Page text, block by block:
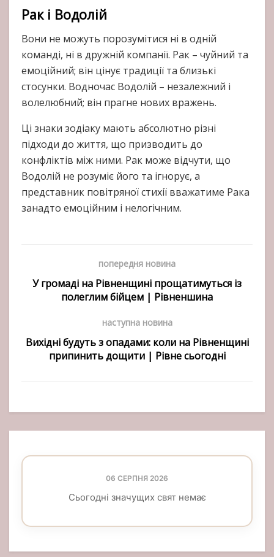
Рак і Водолій
Вони не можуть порозумітися ні в одній
команді, ні в дружній компанії. Рак – чуйний та
емоційний; він цінує традиції та близькі
стосунки. Водночас Водолій – незалежний і
волелюбний; він прагне нових вражень.
Ці знаки зодіаку мають абсолютно різні
підходи до життя, що призводить до
конфліктів між ними. Рак може відчути, що
Водолій не розуміє його та ігнорує, а
представник повітряної стихії вважатиме Рака
занадто емоційним і нелогічним.
попередня новина
У громаді на Рівненщині прощатимуться із
полеглим бійцем | Рівненшина
наступна новина
Вихідні будуть з опадами: коли на Рівненщині
припинить дощити | Рівне сьогодні
06 СЕРПНЯ 2026
Сьогодні значущих свят немає